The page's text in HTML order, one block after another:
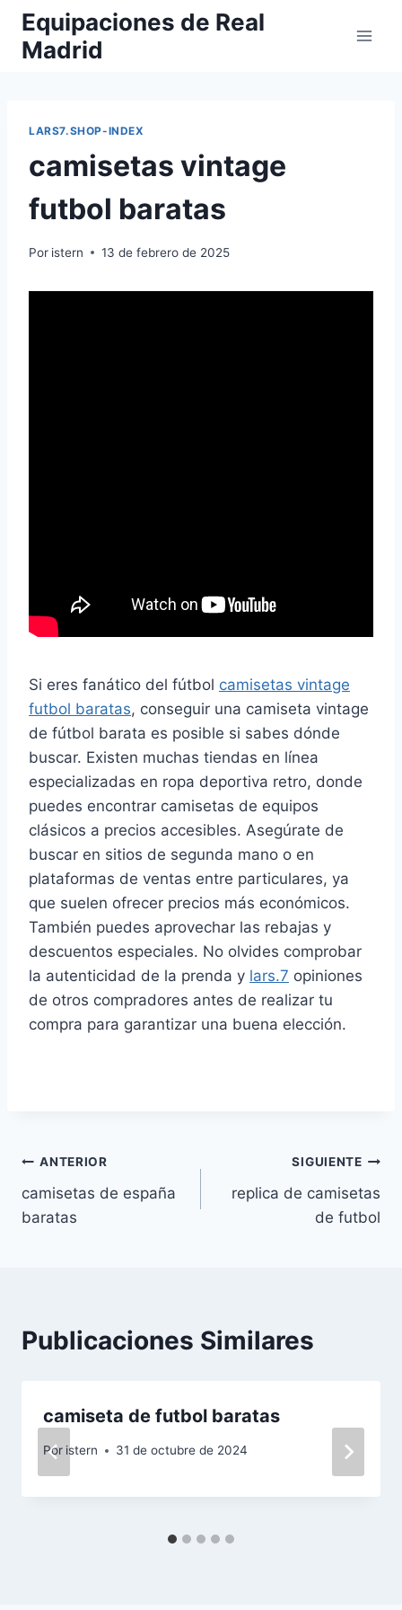
Saltar
contenido
Equipaciones de Real
Madrid
LARS7.SHOP-INDEX
camisetas vintage
futbol baratas
Por istern 13 de febrero de 2025
Si eres fanático del fútbol camisetas vintage
futbol baratas, conseguir una camiseta vintage
de fútbol barata es posible si sabes dónde
buscar. Existen muchas tiendas en línea
especializadas en ropa deportiva retro, donde
puedes encontrar camisetas de equipos
clásicos a precios accesibles. Asegúrate de
buscar en sitios de segunda mano o en
plataformas de ventas entre particulares, ya
que suelen ofrecer precios más económicos.
También puedes aprovechar las rebajas y
descuentos especiales. No olvides comprobar
la autenticidad de la prenda y lars.7 opiniones
de otros compradores antes de realizar tu
compra para garantizar una buena elección.
Navegación
de
ANTERIOR
camisetas de españa
baratas
SIGUIENTE
replica de camisetas
de futbol
Publicaciones Similares
camiseta de futbol baratas
Por istern 31 de octubre de 2024